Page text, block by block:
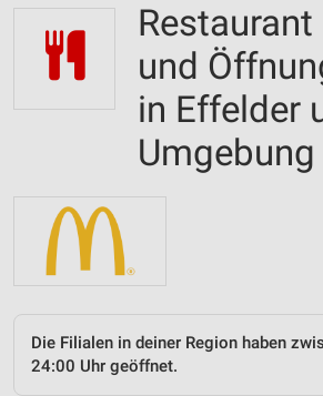
und
in Effelder
Umgebung
Die Filialen in deiner Region haben
24:00 Uhr geöffnet.